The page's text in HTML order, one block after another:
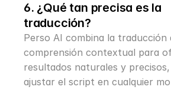
6. ¿Qué tan precisa es la
traducción?
Perso AI combina la traducción
comprensión contextual para
resultados naturales y
ajustar el script en cualquier